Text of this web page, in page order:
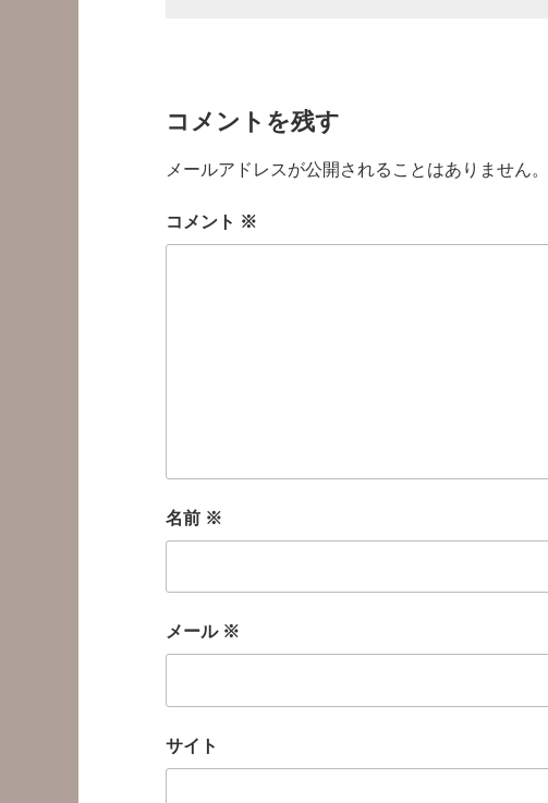
コメントを残す
メールアドレスが公開されることはありません。
コメント ※
名前 ※
メール ※
サイト